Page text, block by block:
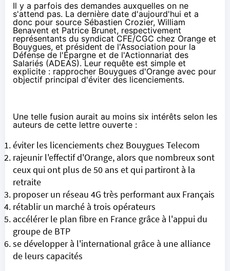
Il y a parfois des demandes auxquelles on ne
s'attend pas. La dernière date d'aujourd'hui et a
donc pour source Sébastien Crozier, William
Benavent et Patrice Brunet, respectivement
représentants du syndicat CFE/CGC chez Orange et
Bouygues, et président de l'Association pour la
Défense de l'Épargne et de l'Actionnariat des
Salariés (ADEAS). Leur requête est simple et
explicite : rapprocher Bouygues d'Orange avec pour
objectif principal d'éviter des licenciements.
Une telle fusion aurait au moins six intérêts selon les
auteurs de cette lettre ouverte :
éviter les licenciements chez Bouygues Telecom
rajeunir l'effectif d'Orange, alors que nombreux sont
ceux qui ont plus de 50 ans et qui partiront à la
retraite
proposer un réseau 4G très performant aux Français
rétablir un marché à trois opérateurs
accélérer le plan fibre en France grâce à l'appui du
groupe de BTP
se développer à l'international grâce à une alliance
de leurs capacités